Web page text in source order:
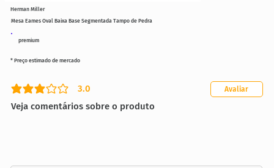
premium
Mesa Eames Oval Baixa Base Segmentada Tampo de Pedra
3.0
classificação média é 3 de 5
Veja comentários sobre o produto
Avaliar
* Preço estimado de mercado
Herman Miller